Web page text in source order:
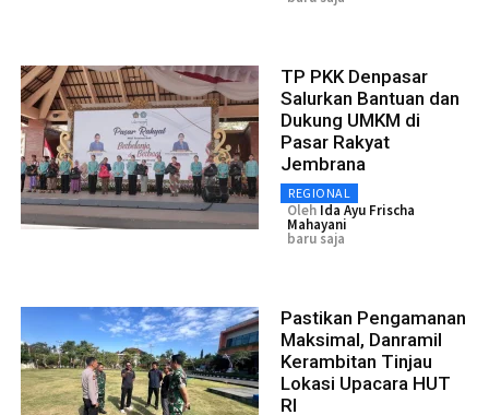
TP PKK Denpasar
Salurkan Bantuan dan
Dukung UMKM di
Pasar Rakyat
Jembrana
REGIONAL
Oleh Ida Ayu Frischa
Mahayani
baru saja
Pastikan Pengamanan
Maksimal, Danramil
Kerambitan Tinjau
Lokasi Upacara HUT
RI